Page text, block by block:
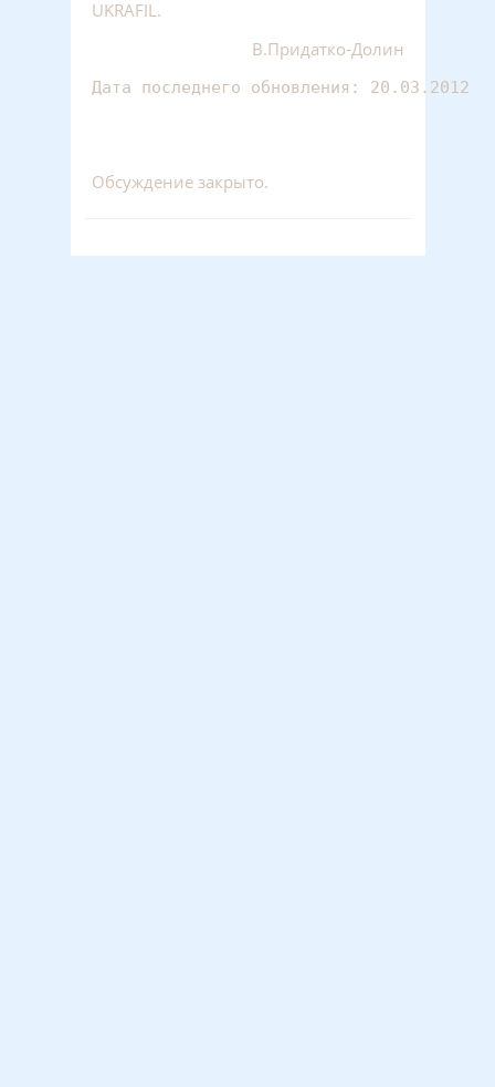
UKRAFIL.
В.Придатко-Долин
Дата последнего обновления: 20.03.2012
Обсуждение закрыто.